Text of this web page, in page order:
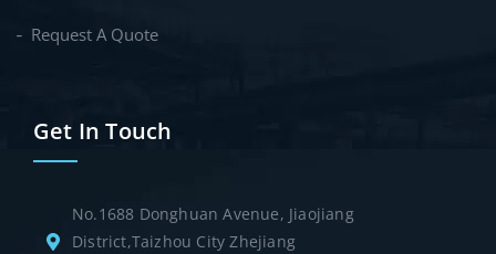
Request A Quote
Get In Touch
No.1688 Donghuan Avenue, Jiaojiang
District,Taizhou City Zhejiang